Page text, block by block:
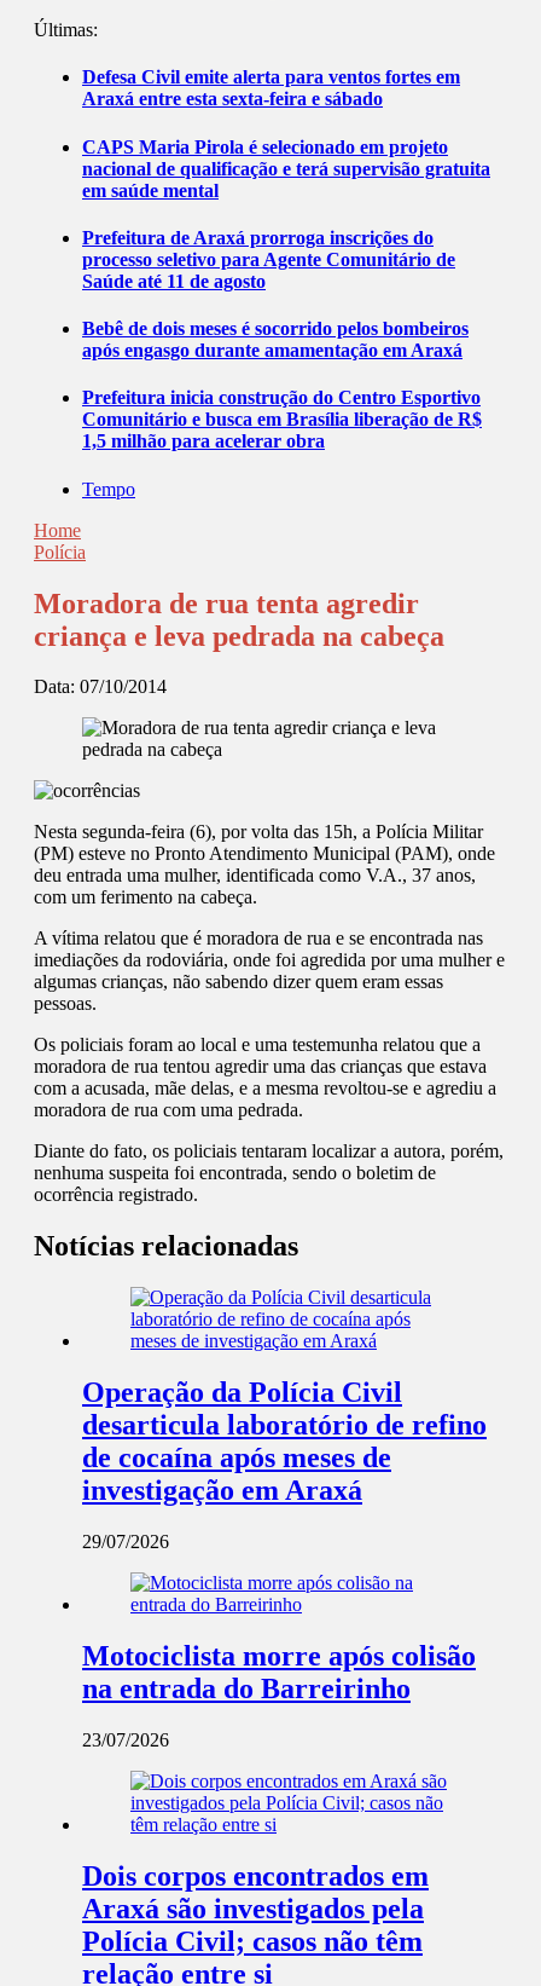
Últimas:
Defesa Civil emite alerta para ventos fortes em
Araxá entre esta sexta-feira e sábado
CAPS Maria Pirola é selecionado em projeto
nacional de qualificação e terá supervisão gratuita
em saúde mental
Prefeitura de Araxá prorroga inscrições do
processo seletivo para Agente Comunitário de
Saúde até 11 de agosto
Bebê de dois meses é socorrido pelos bombeiros
após engasgo durante amamentação em Araxá
Prefeitura inicia construção do Centro Esportivo
Comunitário e busca em Brasília liberação de R$
1,5 milhão para acelerar obra
Tempo
Home
Polícia
Moradora de rua tenta agredir
criança e leva pedrada na cabeça
Data: 07/10/2014
Nesta segunda-feira (6), por volta das 15h, a Polícia Militar
(PM) esteve no Pronto Atendimento Municipal (PAM), onde
deu entrada uma mulher, identificada como V.A., 37 anos,
com um ferimento na cabeça.
A vítima relatou que é moradora de rua e se encontrada nas
imediações da rodoviária, onde foi agredida por uma mulher e
algumas crianças, não sabendo dizer quem eram essas
pessoas.
Os policiais foram ao local e uma testemunha relatou que a
moradora de rua tentou agredir uma das crianças que estava
com a acusada, mãe delas, e a mesma revoltou-se e agrediu a
moradora de rua com uma pedrada.
Diante do fato, os policiais tentaram localizar a autora, porém,
nenhuma suspeita foi encontrada, sendo o boletim de
ocorrência registrado.
Notícias relacionadas
Operação da Polícia Civil
desarticula laboratório de refino
de cocaína após meses de
investigação em Araxá
29/07/2026
Motociclista morre após colisão
na entrada do Barreirinho
23/07/2026
Dois corpos encontrados em
Araxá são investigados pela
Polícia Civil; casos não têm
relação entre si